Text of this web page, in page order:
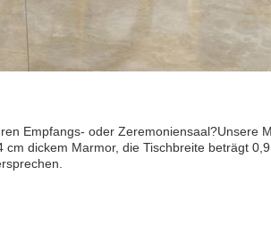
Empfangs- oder
dickem Marmor, die Tischbreite beträgt